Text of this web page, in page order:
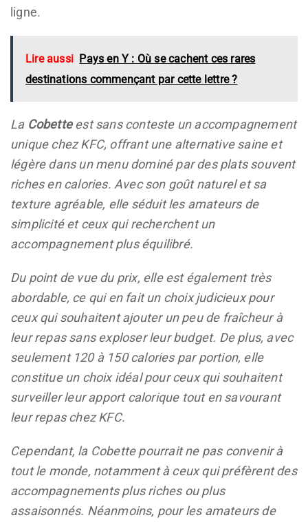
ligne.
Lire aussi Pays en Y : Où se cachent ces rares
destinations commençant par cette lettre ?
La Cobetteest sans conteste un accompagnement
unique chez KFC, offrant une alternative saine et
légère dans un menu dominé par des plats souvent
riches en calories. Avec son goût naturel et sa
texture agréable, elle séduit les amateurs de
simplicité et ceux qui recherchent un
accompagnement plus équilibré.
Du point de vue du prix, elle est également très
abordable, ce qui en fait un choix judicieux pour
ceux qui souhaitent ajouter un peu de fraîcheur à
leur repas sans exploser leur budget. De plus, avec
seulement 120 à 150 calories par portion, elle
constitue un choix idéal pour ceux qui souhaitent
surveiller leur apport calorique tout en savourant
leur repas chez KFC.
Cependant, la Cobette pourrait ne pas convenir à
tout le monde, notamment à ceux qui préfèrent des
accompagnements plus riches ou plus
assaisonnés. Néanmoins, pour les amateurs de